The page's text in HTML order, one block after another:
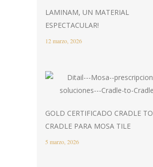
LAMINAM, UN MATERIAL
ESPECTACULAR!
12 marzo, 2026
GOLD CERTIFICADO CRADLE TO
CRADLE PARA MOSA TILE
5 marzo, 2026